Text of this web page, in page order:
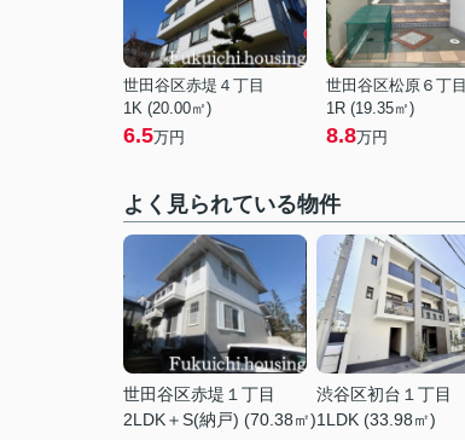
世田谷区赤堤４丁目
1K (20.00㎡)
6.5万円
世田谷区松原６丁目
1R (19.35㎡)
8.8万円
よく見られている物件
世田谷区赤堤１丁目
2LDK＋S(納戸) (70.38㎡)
渋谷区初台１丁目
1LDK (33.98㎡)